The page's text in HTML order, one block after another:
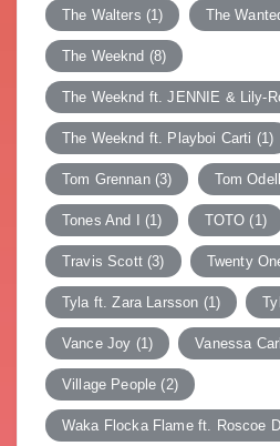
The Walters (1) The
The Weeknd (8)
The Weeknd ft. JENNIE & Lily-
The Weeknd ft. Playboi Carti (1)
Tom Grennan(3) Tom Odell
Tones And I (1) TOTO (1)
Travis Scott(3) Twenty
Tyla ft. Zara Larsson (1)
Vance Joy (1) Vanessa
Village People (2)
Waka Flocka Flame ft. Roscoe